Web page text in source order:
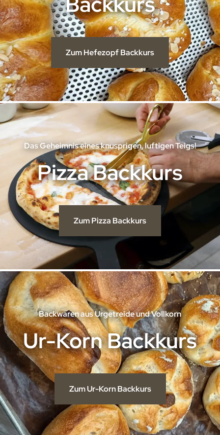
Zum Hefezopf Backkurs
Das Geheimnis eines knusprigen, luftigen Teigs!
Pizza Backkurs
Zum Pizza Backkurs
Backwaren aus Urgetreide und Vollkorn
Ur-Korn Backkurs
Zum Ur-Korn Backkurs